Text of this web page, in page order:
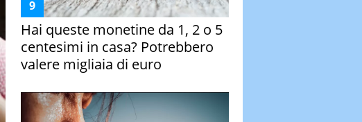
Hai queste monetine da 1, 2 o 5
centesimi in casa? Potrebbero
valere migliaia di euro